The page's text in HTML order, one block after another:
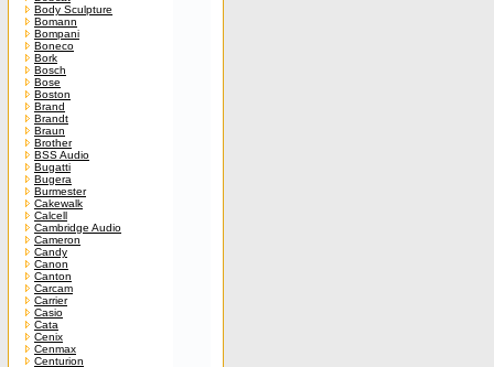
Body Sculpture
Bomann
Bompani
Boneco
Bork
Bosch
Bose
Boston
Brand
Brandt
Braun
Brother
BSS Audio
Bugatti
Bugera
Burmester
Cakewalk
Calcell
Cambridge Audio
Cameron
Candy
Canon
Canton
Carcam
Carrier
Casio
Cata
Cenix
Cenmax
Centurion